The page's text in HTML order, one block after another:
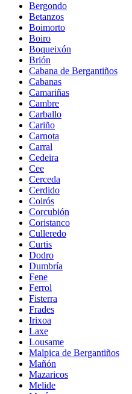
Bergondo
Betanzos
Boimorto
Boiro
Boqueixón
Brión
Cabana de Bergantiños
Cabanas
Camariñas
Cambre
Carballo
Cariño
Carnota
Carral
Cedeira
Cee
Cerceda
Cerdido
Coirós
Corcubión
Coristanco
Culleredo
Curtis
Dodro
Dumbría
Fene
Ferrol
Fisterra
Frades
Irixoa
Laxe
Lousame
Malpica de Bergantiños
Mañón
Mazaricos
Melide